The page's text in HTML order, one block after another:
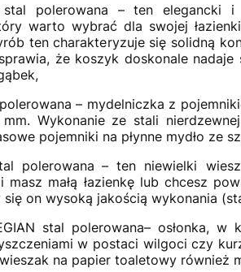
stal polerowana – ten elegancki
warto wybrać dla swojej
ten charakteryzuje się solidną
że koszyk doskonale
– mydelniczka z
Wykonanie ze stali
pojemniki na płynne mydło ze
polerowana – ten niewielki
małą łazienkę lub chcesz
on wysoką jakością wykonania
stal polerowana– osłonka,
w postaci wilgoci czy
na papier toaletowy również